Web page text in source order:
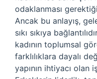
odaklanması
Ancak bu anlayış,
sıkı sıkıya
kadının toplumsal
farklılıklara dayalı
yapının ihtiyacı olan